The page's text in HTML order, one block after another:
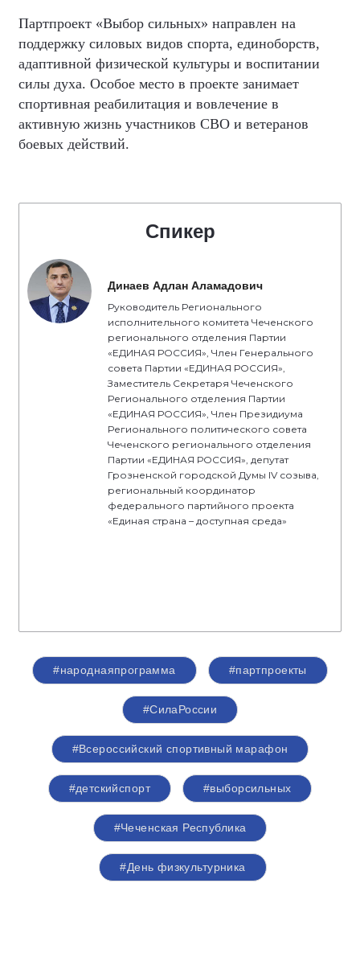
Партпроект «Выбор сильных» направлен на
поддержку силовых видов спорта, единоборств,
адаптивной физической культуры и воспитании
силы духа. Особое место в проекте занимает
спортивная реабилитация и вовлечение в
активную жизнь участников СВО и ветеранов
боевых действий.
Спикер
Динаев Адлан Аламадович
Руководитель Регионального
исполнительного комитета Чеченского
регионального отделения Партии
«ЕДИНАЯ РОССИЯ», Член Генерального
совета Партии «ЕДИНАЯ РОССИЯ»,
Заместитель Секретаря Чеченского
Регионального отделения Партии
«ЕДИНАЯ РОССИЯ», Член Президиума
Регионального политического совета
Чеченского регионального отделения
Партии «ЕДИНАЯ РОССИЯ», депутат
Грозненской городской Думы IV созыва,
региональный координатор
федерального партийного проекта
«Единая страна – доступная среда»
#народнаяпрограмма #партпроекты
#СилаРоссии
#Всероссийский спортивный марафон
#детскийспорт #выборсильных
#Чеченская Республика
#День физкультурника